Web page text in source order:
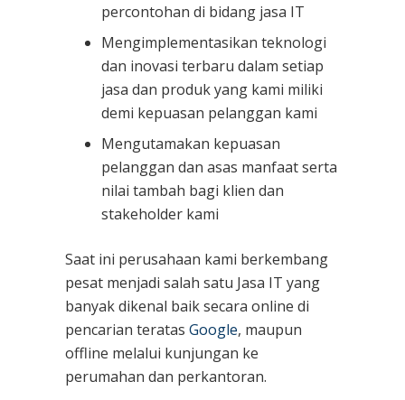
percontohan di bidang jasa IT
Mengimplementasikan teknologi
dan inovasi terbaru dalam setiap
jasa dan produk yang kami miliki
demi kepuasan pelanggan kami
Mengutamakan kepuasan
pelanggan dan asas manfaat serta
nilai tambah bagi klien dan
stakeholder kami
Saat ini perusahaan kami berkembang
pesat menjadi salah satu Jasa IT yang
banyak dikenal baik secara online di
pencarian teratas Google, maupun
offline melalui kunjungan ke
perumahan dan perkantoran.